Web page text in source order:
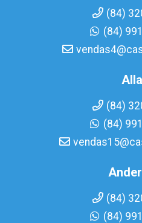
(84)
(84)
(84)
(84)
(84)
(84)